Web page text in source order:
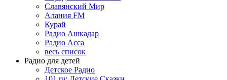
Славянский Мир
Алания FM
Курай
Радио Ашкадар
Радио Асса
весь список
Радио для детей
Детское Радио